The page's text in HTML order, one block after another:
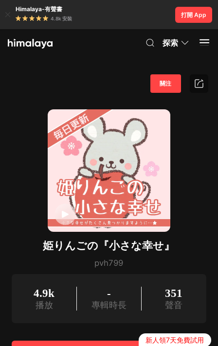
Himalaya-有聲書
4.8k 安裝
打開 App
探索
姫りんごの『小さな幸せ』
pvh799
關注
4.9k
播放
-
專輯時長
351
聲音
新人領7天免費試用